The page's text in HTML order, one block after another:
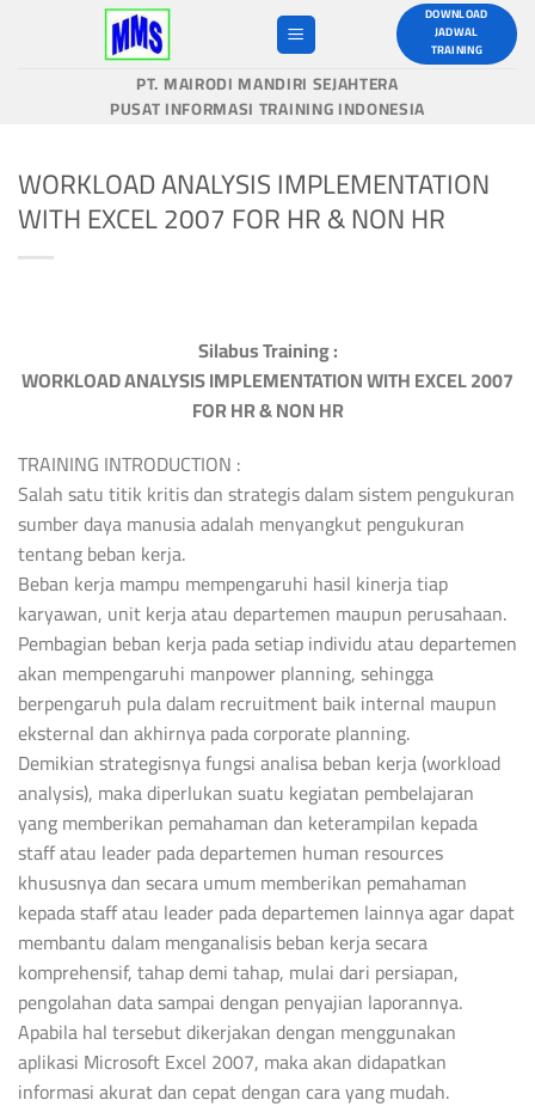
DOWNLOAD
JADWAL
TRAINING
PT. MAIRODI MANDIRI SEJAHTERA
PUSAT INFORMASI TRAINING INDONESIA
WORKLOAD ANALYSIS IMPLEMENTATION
WITH EXCEL 2007 FOR HR & NON HR
Silabus Training :
WORKLOAD ANALYSIS IMPLEMENTATION WITH EXCEL 2007
FOR HR & NON HR
TRAINING INTRODUCTION :
Salah satu titik kritis dan strategis dalam sistem pengukuran
sumber daya manusia adalah menyangkut pengukuran
tentang beban kerja.
Beban kerja mampu mempengaruhi hasil kinerja tiap
karyawan, unit kerja atau departemen maupun perusahaan.
Pembagian beban kerja pada setiap individu atau departemen
akan mempengaruhi manpower planning, sehingga
berpengaruh pula dalam recruitment baik internal maupun
eksternal dan akhirnya pada corporate planning.
Demikian strategisnya fungsi analisa beban kerja (workload
analysis), maka diperlukan suatu kegiatan pembelajaran
yang memberikan pemahaman dan keterampilan kepada
staff atau leader pada departemen human resources
khususnya dan secara umum memberikan pemahaman
kepada staff atau leader pada departemen lainnya agar dapat
membantu dalam menganalisis beban kerja secara
komprehensif, tahap demi tahap, mulai dari persiapan,
pengolahan data sampai dengan penyajian laporannya.
Apabila hal tersebut dikerjakan dengan menggunakan
aplikasi Microsoft Excel 2007, maka akan didapatkan
informasi akurat dan cepat dengan cara yang mudah.